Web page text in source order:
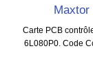
Maxtor
Carte PCB
6L080P0. Code